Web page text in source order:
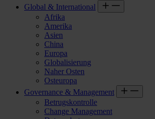
Global & International
Afrika
Amerika
Asien
China
Europa
Globalisierung
Naher Osten
Osteuropa
Governance & Management
Betrugskontrolle
Change Management